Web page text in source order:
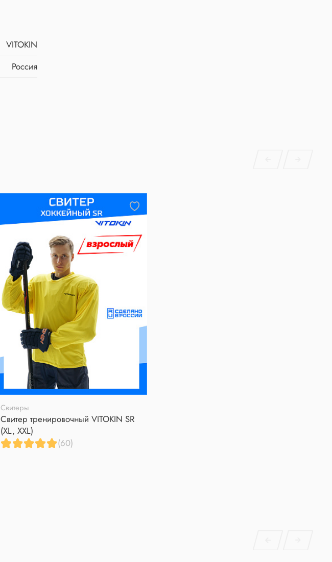
VITOKIN
Россия
Свитеры
Свитер тренировочный VITOKIN SR
(XL, XXL)
(60)